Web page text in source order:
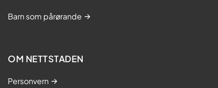
Barn som pårørande
OM NETTSTADEN
Personvern